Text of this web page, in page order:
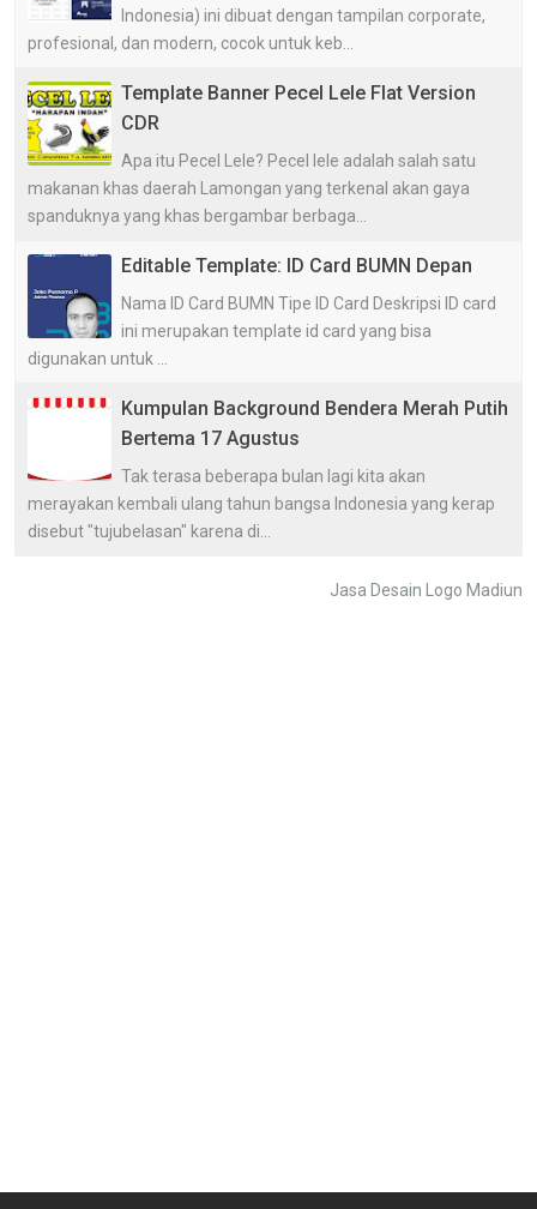
Indonesia) ini dibuat dengan tampilan corporate,
profesional, dan modern, cocok untuk keb...
Template Banner Pecel Lele Flat Version
CDR
Apa itu Pecel Lele? Pecel lele adalah salah satu
makanan khas daerah Lamongan yang terkenal akan gaya
spanduknya yang khas bergambar berbaga...
Editable Template: ID Card BUMN Depan
Nama ID Card BUMN Tipe ID Card Deskripsi ID card
ini merupakan template id card yang bisa
digunakan untuk ...
Kumpulan Background Bendera Merah Putih
Bertema 17 Agustus
Tak terasa beberapa bulan lagi kita akan
merayakan kembali ulang tahun bangsa Indonesia yang kerap
disebut "tujubelasan" karena di...
Jasa Desain Logo Madiun